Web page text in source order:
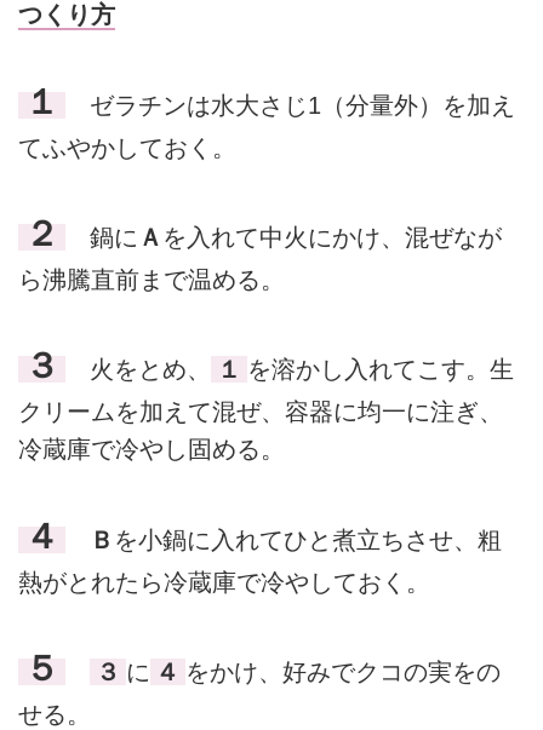
つくり方
１
ゼラチンは水大さじ1（分量外）を加え
てふやかしておく。
２ 鍋に Ａ を入れて中火にかけ、混ぜなが
ら沸騰直前まで温める。
３ 火をとめ、 １ を溶かし入れてこす。生
クリームを加えて混ぜ、容器に均一に注ぎ、
冷蔵庫で冷やし固める。
４ Ｂ を小鍋に入れてひと煮立ちさせ、粗
熱がとれたら冷蔵庫で冷やしておく。
５ ３ に ４ をかけ、好みでクコの実をの
せる。